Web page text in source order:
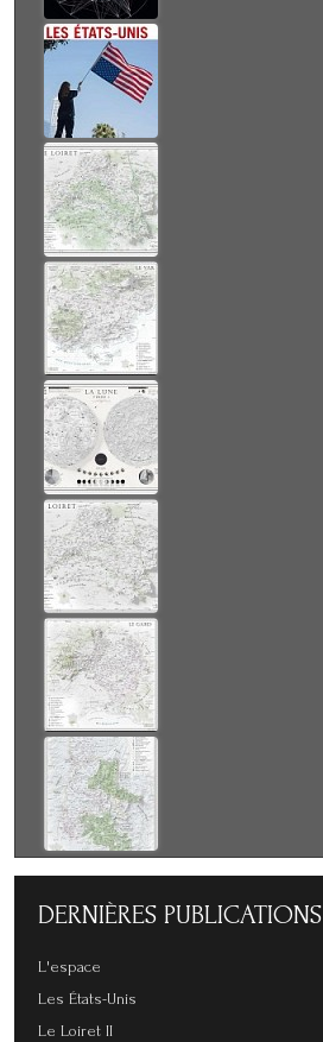
DERNIÈRES PUBLICATIONS
L'espace
Les États-Unis
Le Loiret II